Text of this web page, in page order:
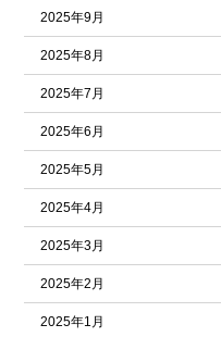
2025年9月
2025年8月
2025年7月
2025年6月
2025年5月
2025年4月
2025年3月
2025年2月
2025年1月